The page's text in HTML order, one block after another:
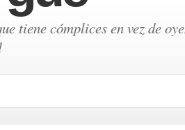
tiene cómplices en vez de